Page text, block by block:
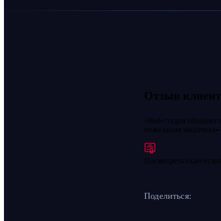
Отзыв
Веб-студия
пожелания заказчика
Посмотреть скан
Поделиться: